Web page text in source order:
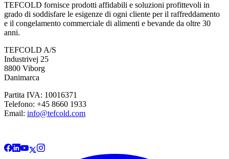
TEFCOLD fornisce prodotti affidabili e soluzioni profittevoli in
grado di soddisfare le esigenze di ogni cliente per il raffreddamento
e il congelamento commerciale di alimenti e bevande da oltre 30
anni.
TEFCOLD A/S
Industrivej 25
8800 Viborg
Danimarca
Partita IVA: 10016371
Telefono: +45 8660 1933
Email: info@tefcold.com